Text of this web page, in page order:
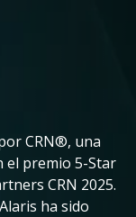
CRN®, una
el premio 5-Star
CRN 2025.
ha sido